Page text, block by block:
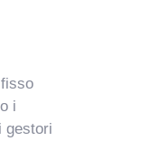
i
gestori